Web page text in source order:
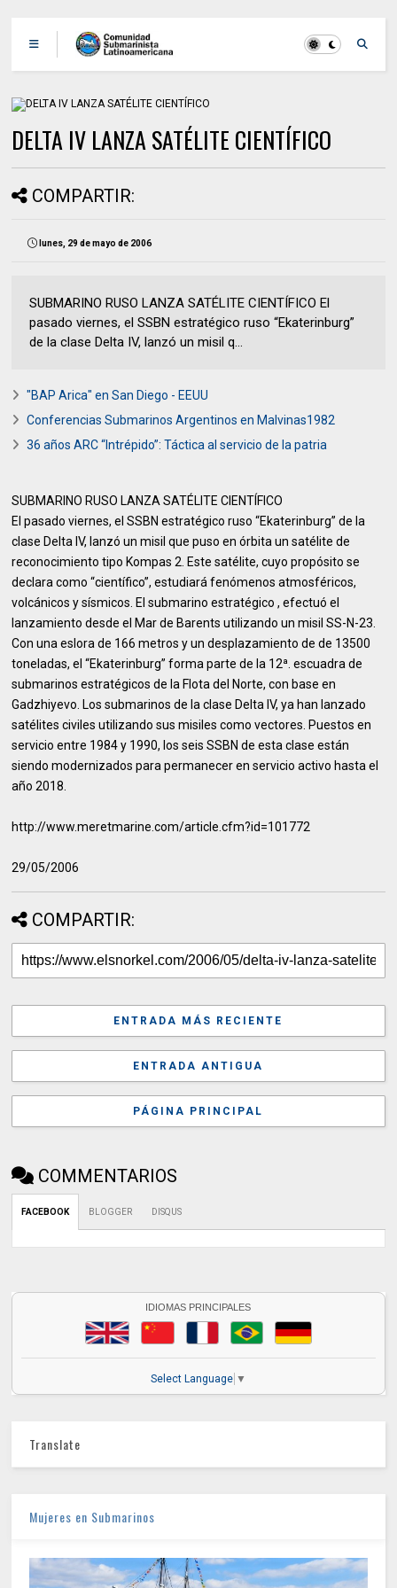
DELTA IV LANZA SATÉLITE CIENTÍFICO
COMPARTIR:
lunes, 29 de mayo de 2006
SUBMARINO RUSO LANZA SATÉLITE CIENTÍFICO El
pasado viernes, el SSBN estratégico ruso “Ekaterinburg”
de la clase Delta IV, lanzó un misil q...
"BAP Arica" en San Diego - EEUU
Conferencias Submarinos Argentinos en Malvinas1982
36 años ARC “Intrépido”: Táctica al servicio de la patria
SUBMARINO RUSO LANZA SATÉLITE CIENTÍFICO
El pasado viernes, el SSBN estratégico ruso “Ekaterinburg” de la
clase Delta IV, lanzó un misil que puso en órbita un satélite de
reconocimiento tipo Kompas 2. Este satélite, cuyo propósito se
declara como “científico”, estudiará fenómenos atmosféricos,
volcánicos y sísmicos. El submarino estratégico , efectuó el
lanzamiento desde el Mar de Barents utilizando un misil SS-N-23.
Con una eslora de 166 metros y un desplazamiento de de 13500
toneladas, el “Ekaterinburg” forma parte de la 12ª. escuadra de
submarinos estratégicos de la Flota del Norte, con base en
Gadzhiyevo. Los submarinos de la clase Delta IV, ya han lanzado
satélites civiles utilizando sus misiles como vectores. Puestos en
servicio entre 1984 y 1990, los seis SSBN de esta clase están
siendo modernizados para permanecer en servicio activo hasta el
año 2018.
http://www.meretmarine.com/article.cfm?id=101772
29/05/2006
COMPARTIR:
ENTRADA MÁS RECIENTE
ENTRADA ANTIGUA
PÁGINA PRINCIPAL
COMMENTARIOS
FACEBOOK BLOGGER DISQUS
IDIOMAS PRINCIPALES
Select Language ▼
Translate
Mujeres en Submarinos